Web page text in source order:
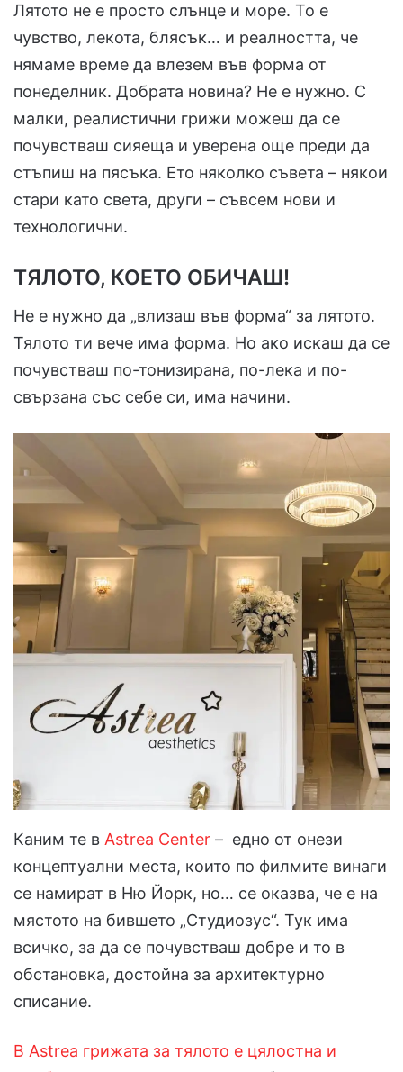
Лятото не е просто слънце и море. То е
чувство, лекота, блясък… и реалността, че
нямаме време да влезем във форма от
понеделник. Добрата новина? Не е нужно. С
малки, реалистични грижи можеш да се
почувстваш сияеща и уверена още преди да
стъпиш на пясъка. Ето няколко съвета – някои
стари като света, други – съвсем нови и
технологични.
ТЯЛОТО, КОЕТО ОБИЧАШ!
Не е нужно да „влизаш във форма“ за лятото.
Тялото ти вече има форма. Но ако искаш да се
почувстваш по-тонизирана, по-лека и по-
свързана със себе си, има начини.
Каним те в Astrea Center – едно от онези
концептуални места, които по филмите винаги
се намират в Ню Йорк, но… се оказва, че е на
мястото на бившето „Студиозус“. Тук има
всичко, за да се почувстваш добре и то в
обстановка, достойна за архитектурно
списание.
В Astrea грижата за тялото е цялостна и